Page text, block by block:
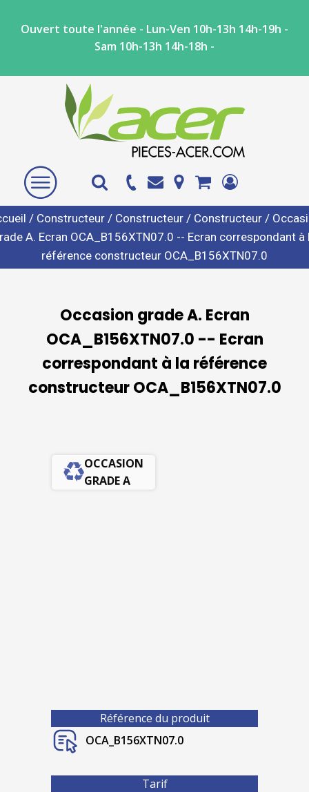
Ouvert toute l'année - Lun-Ven 10h-13h 14h-19h -
Sam 10h-13h 14h-18h -
/ Constructeur/ Constructeur/ Constructeur/
A. Ecran OCA_B156XTN07.0 -- Ecran correspondant à
référence constructeur OCA_B156XTN07.0
Occasion grade A. Ecran
OCA_B156XTN07.0 -- Ecran
correspondant à la référence
constructeur OCA_B156XTN07.0
OCCASION
GRADE A
Référence du produit
OCA_B156XTN07.0
Tarif